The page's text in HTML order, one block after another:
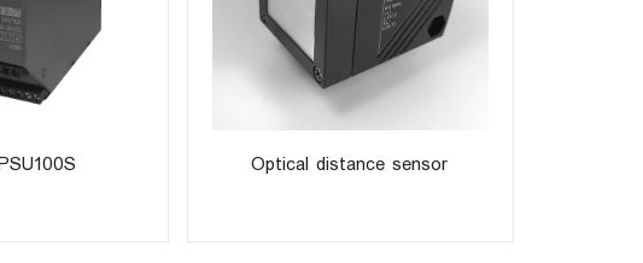
Optical distance sensor